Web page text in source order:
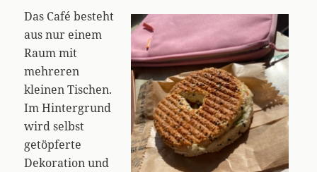
Das Café besteht
aus nur einem
Raum mit
mehreren
kleinen Tischen.
Im Hintergrund
wird selbst
getöpferte
Dekoration und